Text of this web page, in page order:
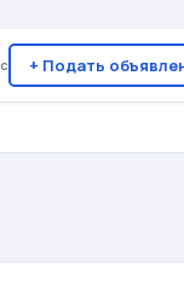
+ Подать